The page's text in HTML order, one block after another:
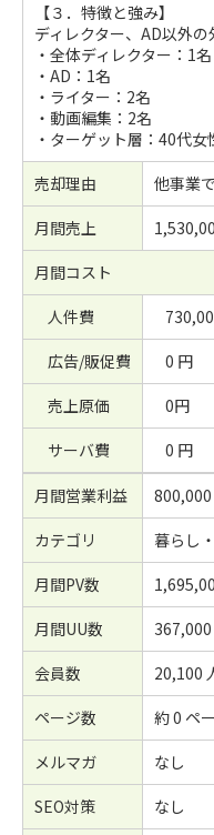
【３．特徴と強み】
ディレクター、AD以外の
・全体ディレクター：1名
・AD：1名
・ライター：2名
・動画編集：2名
・ターゲット層：40代女
売却理由
他事業
月間売上
月間コスト
人件費
広告/販促費
0 円
売上原価
0円
サーバ費
0 円
月間営業利益
カテゴリ
暮らし
月間PV数
月間UU数
会員数
20,100
ページ数
約 0 ペ
メルマガ
なし
SEO対策
なし